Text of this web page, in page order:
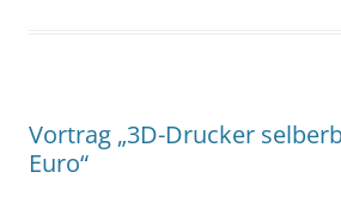
Vortrag „3D-Drucker
Euro“